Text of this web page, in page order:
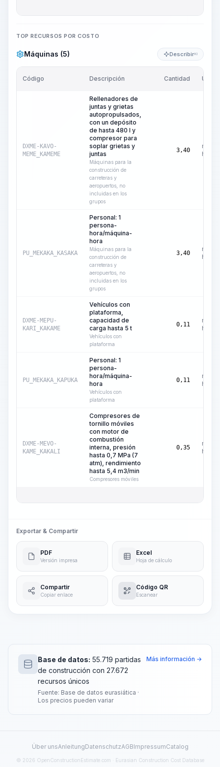
TOP RECURSOS POR COSTO
Máquinas (5) DescribirKI
Código Descripción Cantidad
DXME-KAVO-
MEME_KAMEME
Rellenadores de
juntas y grietas
autopropulsados,
con un depósito
de hasta 480 l y
compresor para
soplar grietas y
juntas
Máquinas para la
construcción de
carreteras y
aeropuertos, no
incluidas en los
grupos
3,40
hora
PU_MEKAKA_KASAKA
Personal: 1
persona-
hora/máquina-
hora
Máquinas para la
construcción de
carreteras y
aeropuertos, no
incluidas en los
grupos
3,40
hora
DXME-MEPU-
KARI_KAKAME
Vehículos con
plataforma,
capacidad de
carga hasta 5 t
Vehículos con
plataforma
0,11
hora
PU_MEKAKA_KAPUKA
Personal: 1
persona-
hora/máquina-
hora
Vehículos con
plataforma
0,11
hora
DXME-MEVO-
KAME_KAKALI
Compresores de
tornillo móviles
con motor de
combustión
interna, presión
hasta 0,7 MPa (7
atm), rendimiento
hasta 5,4 m3/min
Compresores móviles
0,35
hora
Exportar & Compartir
PDF
Versión impresa
Excel
Hoja de cálculo
Compartir
Copiar enlace
Código QR
Escanear
Base de datos: 55.719 partidas
de construcción con 27.672
recursos únicos
Fuente: Base de datos eurasiática ·
Los precios pueden variar
Más información →
Über unsAnleitungDatenschutzAGBImpressumCatalog
© 2026 OpenConstructionEstimate.com · Eurasian Construction Cost Database